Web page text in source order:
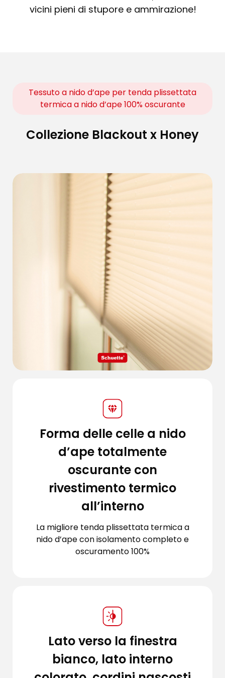
vicini pieni di stupore e ammirazione!
Tessuto a nido d’ape per tenda plissettata
termica a nido d’ape 100% oscurante
Collezione Blackout x Honey
Forma delle celle a nido
d’ape totalmente
oscurante con
rivestimento termico
all’interno
La migliore tenda plissettata termica a
nido d’ape con isolamento completo e
oscuramento 100%
Lato verso la finestra
bianco, lato interno